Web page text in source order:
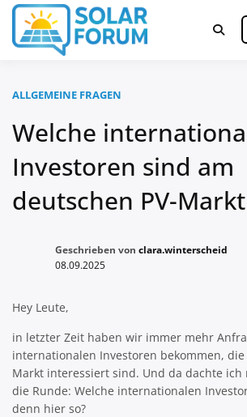
Zum
Inhalt
springen
Solar
gewerbliche
ALLGEMEINE FRAGEN
Welche
Investoren sind am
deutschen PV-
Geschrieben von clara.winterscheid
08.09.2025
Hey Leute,
in letzter Zeit haben wir immer mehr
internationalen Investoren bekommen, die
Markt interessiert sind. Und da dachte
die Runde: Welche internationalen
denn hier so?